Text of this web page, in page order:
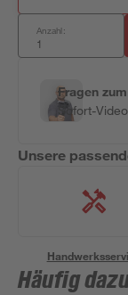
Anzahl:
Fragen
Sofort-
Unsere
Häufig